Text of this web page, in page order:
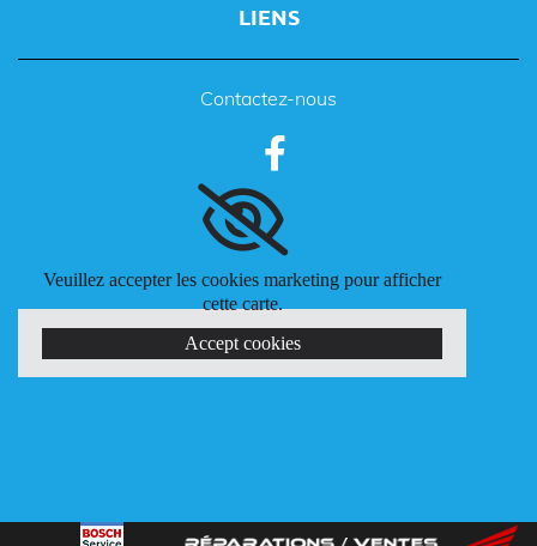
LIENS
Contactez-nous
Veuillez accepter les cookies marketing pour afficher
cette carte.
Accept cookies